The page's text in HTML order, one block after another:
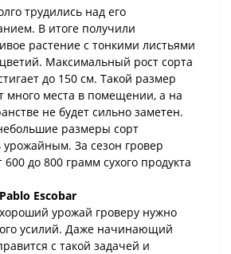
трудились над его
В итоге получили
растение с тонкими листьями
Максимальный рост сорта
до 150 см. Такой размер
много места в помещении, а на
не будет сильно заметен.
размеры сорт
урожайным. За сезон гровер
до 800 грамм сухого продукта
Escobar
урожай гроверу нужно
усилий. Даже начинающий
с такой задачей и